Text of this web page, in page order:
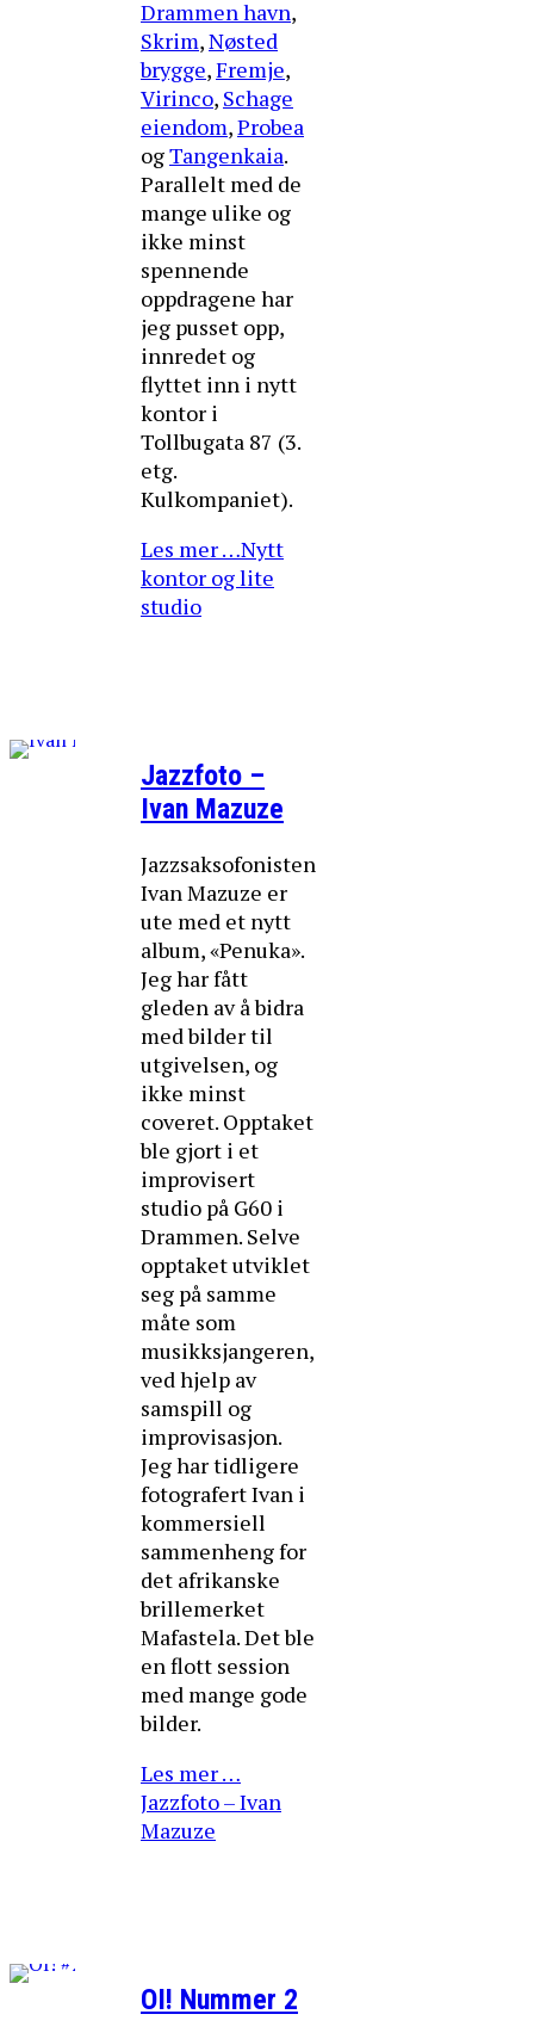
Drammen havn,
Skrim,Nøsted
brygge,Fremje,
Virinco, Schage
eiendom,Probea
ogTangenkaia.
Parallelt med de
mange ulike og
ikke minst
spennende
oppdragene har
jeg pusset opp,
innredet og
flyttet inn i nytt
kontor i
Tollbugata 87 (3.
etg.
Kulkompaniet).
Les mer …Nytt
kontor og lite
studio
Jazzfoto –
Ivan Mazuze
Jazzsaksofonisten
Ivan Mazuze er
ute med et nytt
album, «Penuka».
Jeg har fått
gleden av å bidra
med bilder til
utgivelsen, og
ikke minst
coveret. Opptaket
ble gjort i et
improvisert
studio på G60 i
Drammen. Selve
opptaket utviklet
seg på samme
måte som
musikksjangeren,
ved hjelp av
samspill og
improvisasjon.
Jeg har tidligere
fotografert Ivan i
kommersiell
sammenheng for
det afrikanske
brillemerket
Mafastela. Det ble
en flott session
med mange gode
bilder.
Les mer …
Jazzfoto – Ivan
Mazuze
OI! Nummer 2